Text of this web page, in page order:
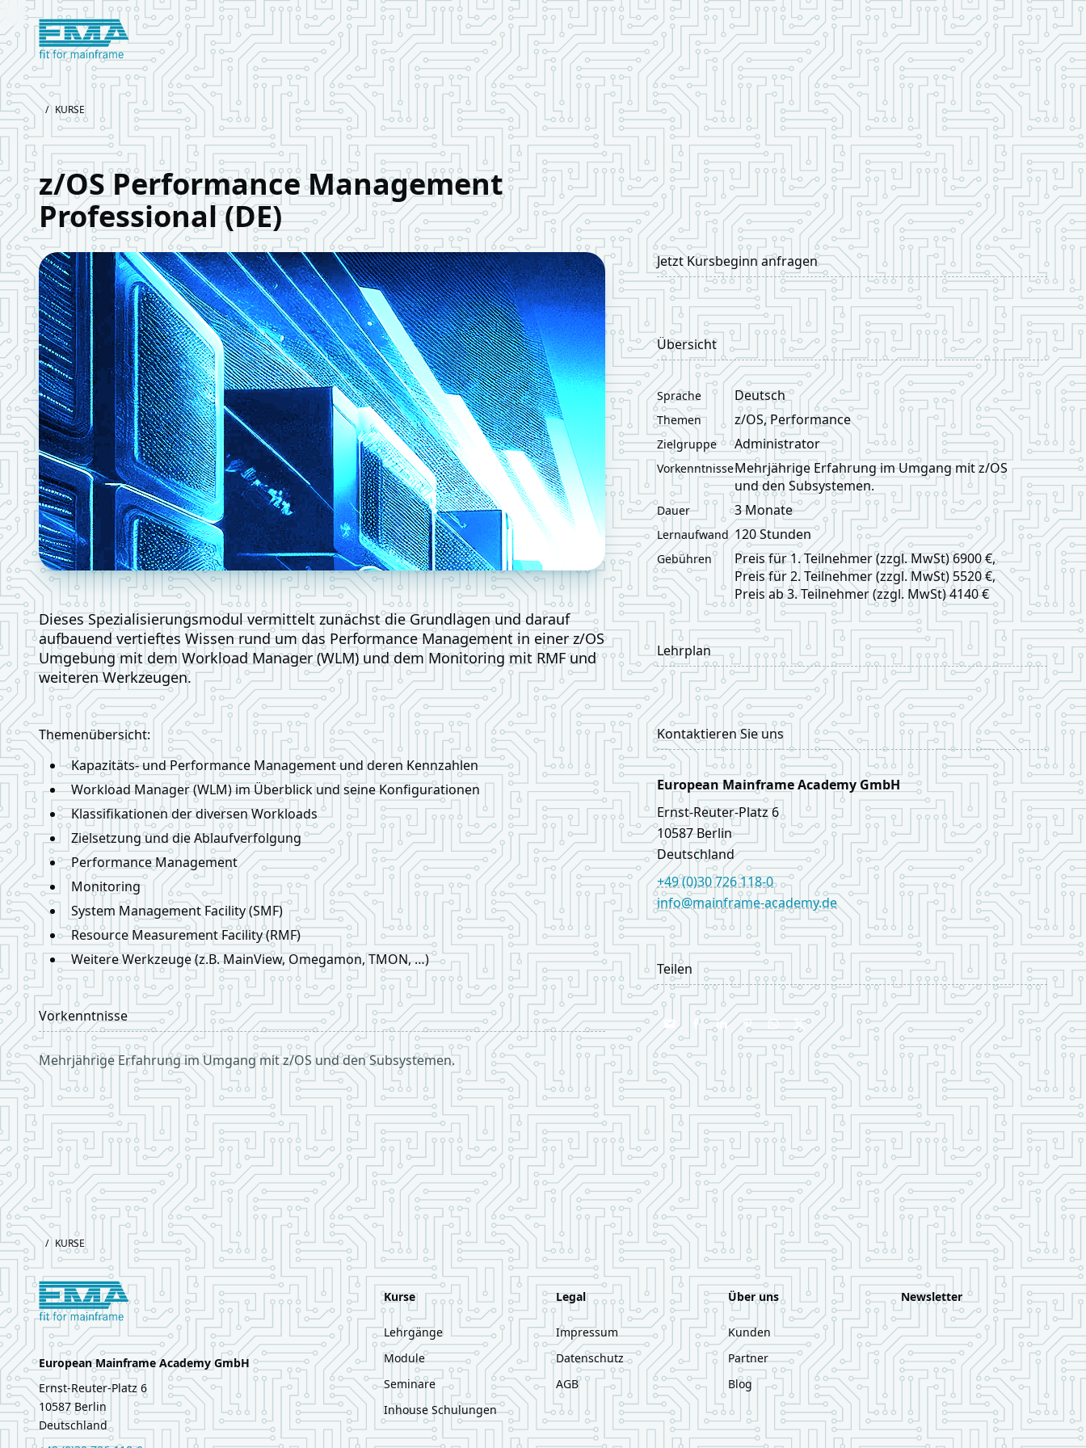
Logo European Mainframe Academy
/ KURSE
z/OS Performance Management
Professional (DE)
Dieses Spezialisierungsmodul vermittelt zunächst die Grundlagen und darauf
aufbauend vertieftes Wissen rund um das Performance Management in einer z/OS
Umgebung mit dem Workload Manager (WLM) und dem Monitoring mit RMF und
weiteren Werkzeugen.
Themenübersicht:
Kapazitäts- und Performance Management und deren Kennzahlen
Workload Manager (WLM) im Überblick und seine Konfigurationen
Klassifikationen der diversen Workloads
Zielsetzung und die Ablaufverfolgung
Performance Management
Monitoring
System Management Facility (SMF)
Resource Measurement Facility (RMF)
Weitere Werkzeuge (z.B. MainView, Omegamon, TMON, …)
Vorkenntnisse
Mehrjährige Erfahrung im Umgang mit z/OS und den Subsystemen.
Jetzt Kursbeginn anfragen
Übersicht
Sprache Deutsch
Themen z/OS, Performance
Zielgruppe Administrator
VorkenntnisseMehrjährige Erfahrung im Umgang mit z/OS
und den Subsystemen.
Dauer 3 Monate
Lernaufwand 120 Stunden
Gebühren
Preis für 1. Teilnehmer (zzgl. MwSt) 6900 €,
Preis für 2. Teilnehmer (zzgl. MwSt) 5520 €,
Preis ab 3. Teilnehmer (zzgl. MwSt) 4140 €
Lehrplan
Kontaktieren Sie uns
European Mainframe Academy GmbH
Ernst‑Reuter‑Platz 6
10587Berlin
Deutschland
+49 (0)30 726 118-0
info@mainframe-academy.de
LinkedIn
Teilen
Footer / KURSE
Logo European Mainframe Academy
European Mainframe Academy GmbH
Ernst‑Reuter‑Platz 6
10587 Berlin
Deutschland
Kurse
Lehrgänge
Module
Seminare
Inhouse Schulungen
Legal
Impressum
Datenschutz
AGB
Über uns
Kunden
Partner
Blog
Newsletter